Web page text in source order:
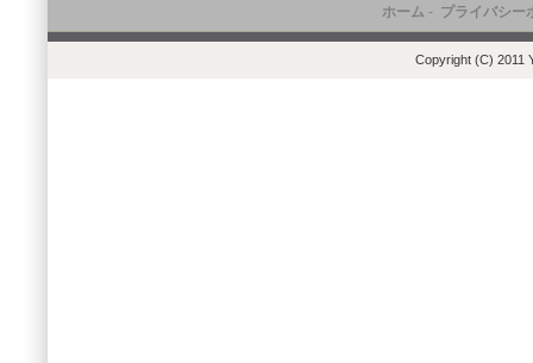
ホーム- プライバシー
Copyright (C) 2011